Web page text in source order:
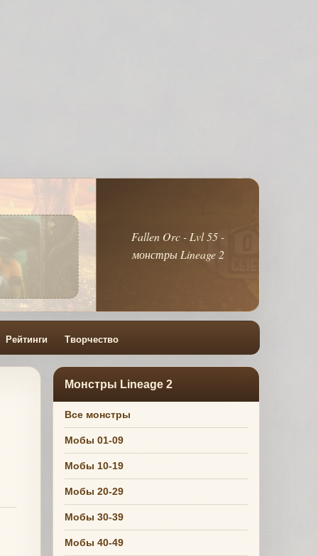
Fallen Orc - Lvl 55 -
монстры Lineage 2
Рейтинги Творчество
Монстры Lineage 2
Все монстры
Мобы 01-09
Мобы 10-19
Мобы 20-29
Мобы 30-39
Мобы 40-49